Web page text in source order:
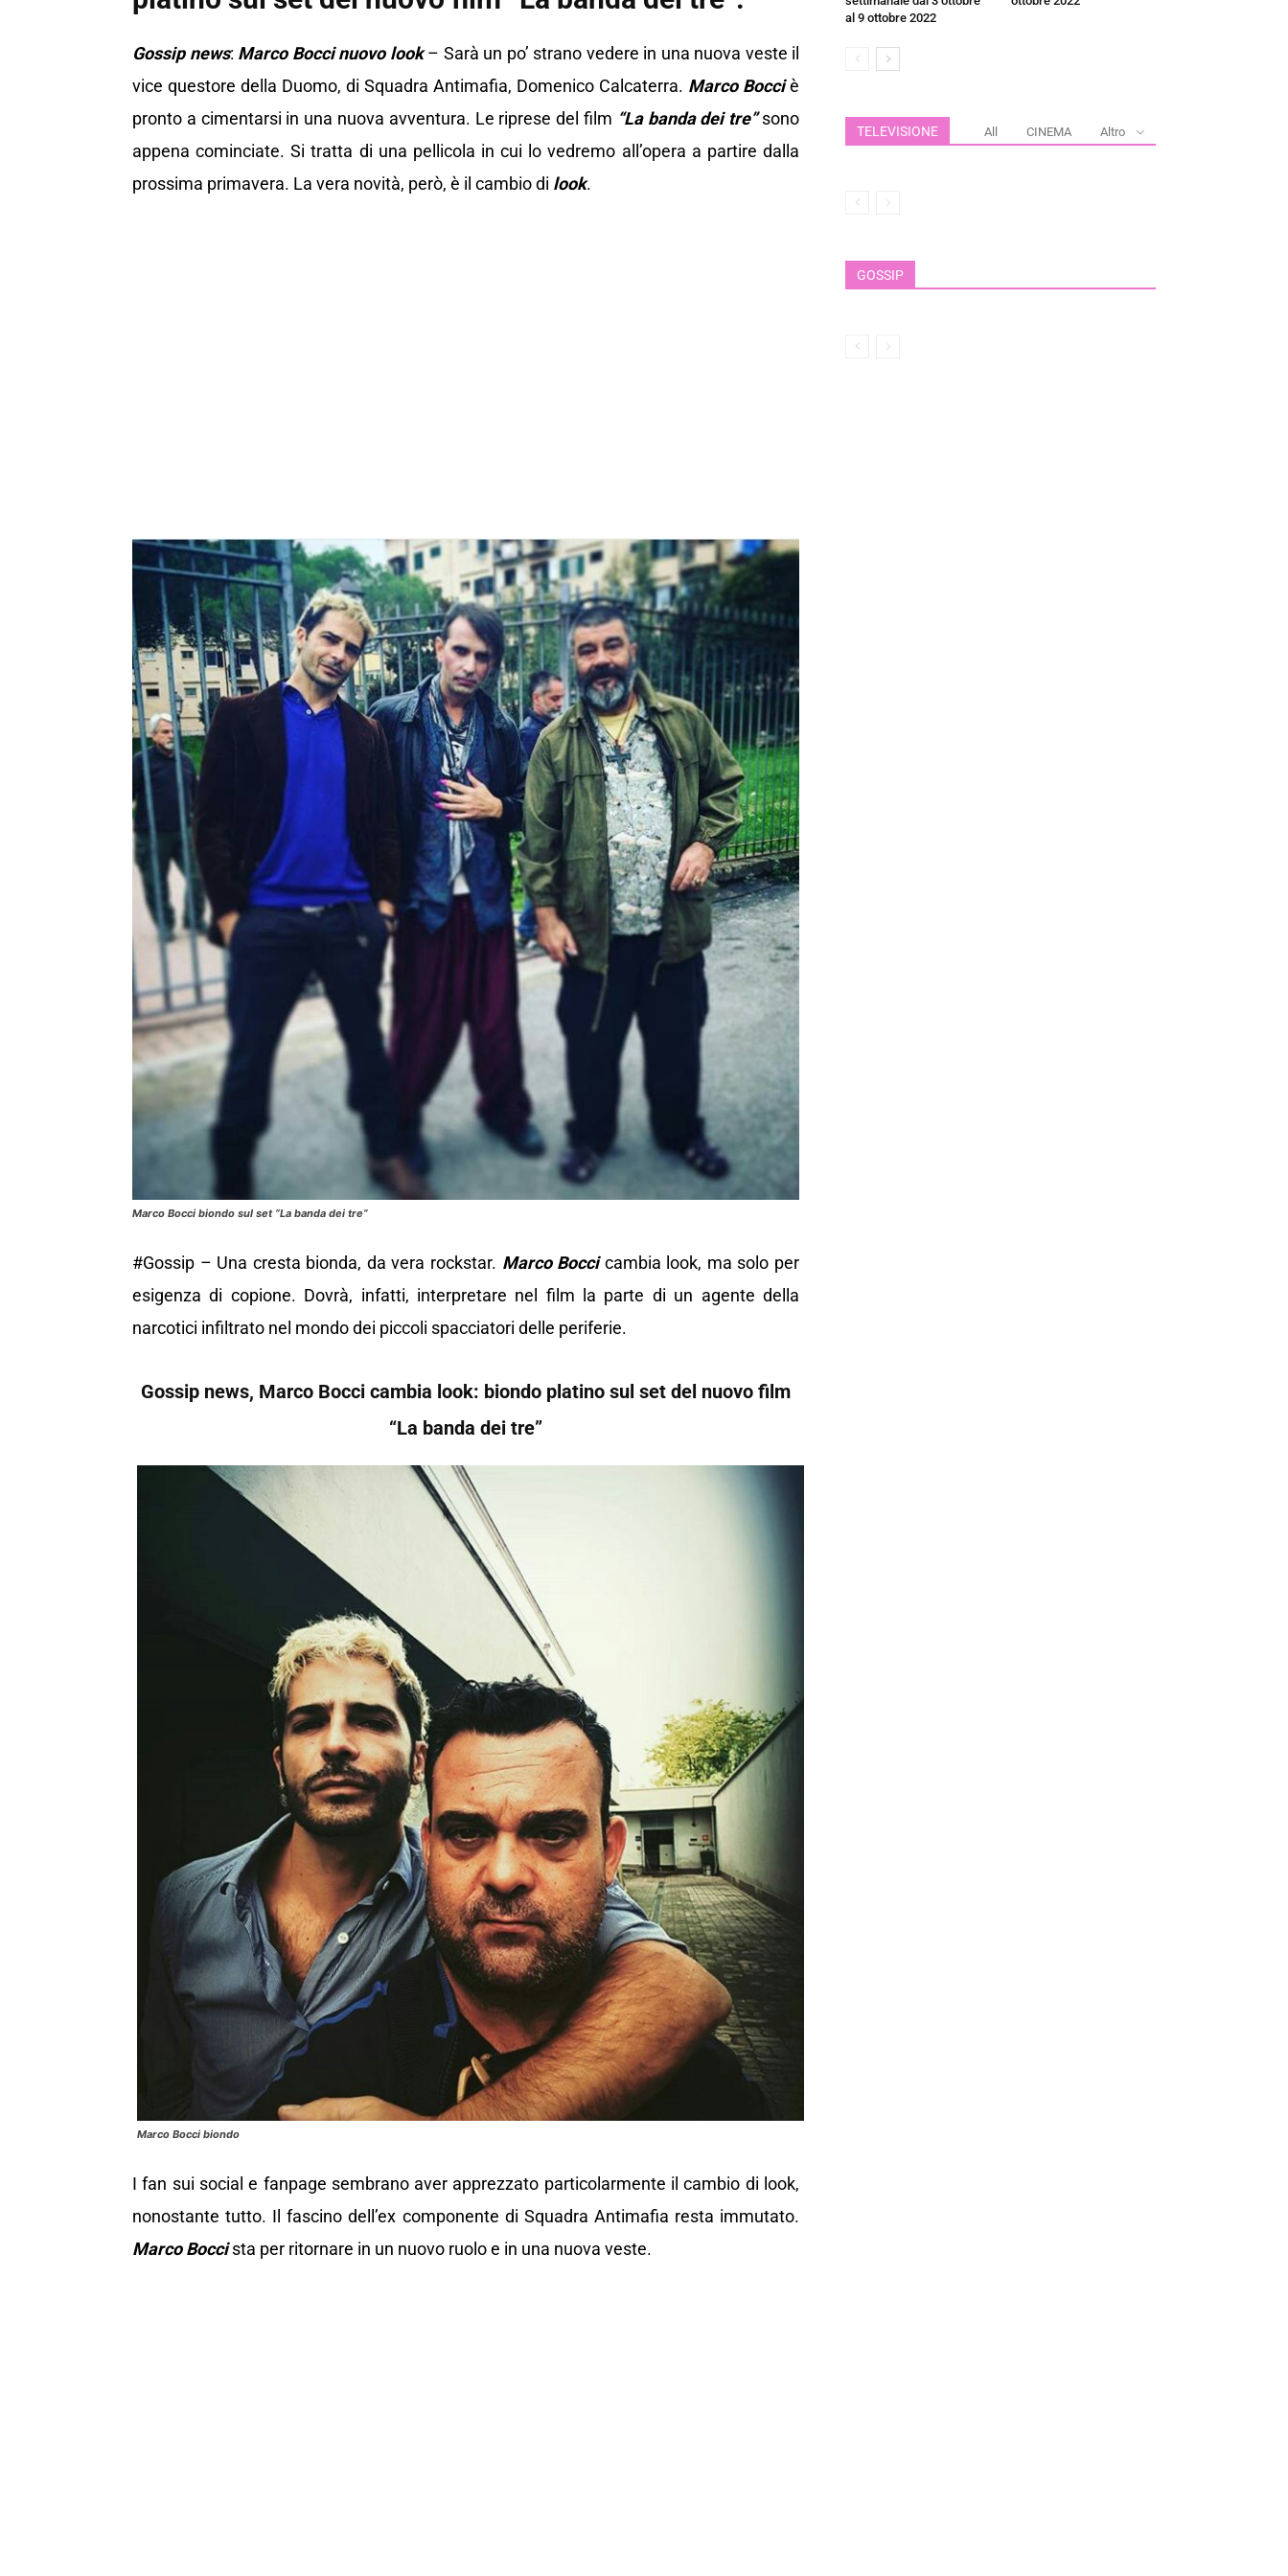
Gossip news: Marco Bocci nuovo look– Sarà un po’ strano vedere in una nuova veste il
vice questore della Duomo, di Squadra Antimafia, Domenico Calcaterra. Marco Bocciè
pronto a cimentarsi in una nuova avventura. Le riprese del film “La banda dei tre”sono
appena cominciate. Si tratta di una pellicola in cui lo vedremo all’opera a partire dalla
prossima primavera. La vera novità, però, è il cambio di look.
Marco Bocci biondo sul set “La banda dei tre”
#Gossip – Una cresta bionda, da vera rockstar. Marco Bocci cambia look, ma solo per
esigenza di copione. Dovrà, infatti, interpretare nel film la parte di un agente della
narcotici infiltrato nel mondo dei piccoli spacciatori delle periferie.
Gossip news, Marco Bocci cambia look: biondo platino sul set del nuovo film
“La banda dei tre”
Marco Bocci biondo
I fan sui social e fanpage sembrano aver apprezzato particolarmente il cambio di look,
nonostante tutto. Il fascino dell’ex componente di Squadra Antimafia resta immutato.
Marco Bocci sta per ritornare in un nuovo ruolo e in una nuova veste.
al 9 ottobre 2022
TELEVISIONE All CINEMA Altro
GOSSIP